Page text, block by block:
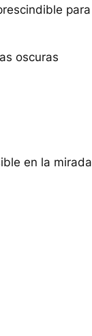
para
oscuras
en la